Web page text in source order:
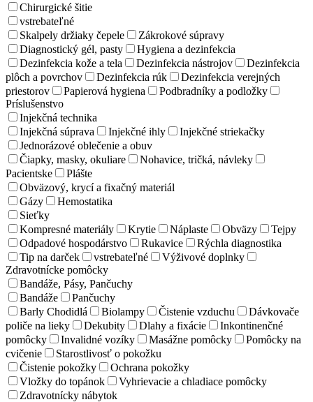
Chirurgické šitie
vstrebateľné
Skalpely držiaky čepele
Zákrokové súpravy
Diagnostický gél, pasty
Hygiena a dezinfekcia
Dezinfekcia kože a tela
Dezinfekcia nástrojov
Dezinfekcia
plôch a povrchov
Dezinfekcia rúk
Dezinfekcia verejných
priestorov
Papierová hygiena
Podbradníky a podložky
Príslušenstvo
Injekčná technika
Injekčná súprava
Injekčné ihly
Injekčné striekačky
Jednorázové oblečenie a obuv
Čiapky, masky, okuliare
Nohavice, tričká, návleky
Pacientske
Plášte
Obväzový, krycí a fixačný materiál
Gázy
Hemostatika
Sieťky
Kompresné materiály
Krytie Náplaste Obväzy
Tejpy
Odpadové hospodárstvo
Rukavice
Rýchla diagnostika
Tip na darček
vstrebateľné
Výživové doplnky
Zdravotnícke pomôcky
Bandáže, Pásy, Pančuchy
Bandáže
Pančuchy
Barly Chodidlá
Biolampy Čistenie vzduchu
Dávkovače
poliče na lieky
Dekubity Dlahy a fixácie
Inkontinenčné
pomôcky
Invalidné vozíky Masážne pomôcky
Pomôcky na
cvičenie
Starostlivosť o pokožku
Čistenie pokožky
Ochrana pokožky
Vložky do topánok
Vyhrievacie a chladiace pomôcky
Zdravotnícky nábytok